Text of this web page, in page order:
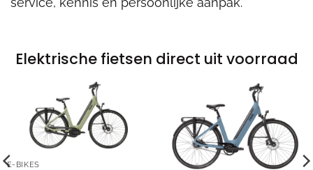
Elektrische fietsen direct uit voorraad
E-BIKES